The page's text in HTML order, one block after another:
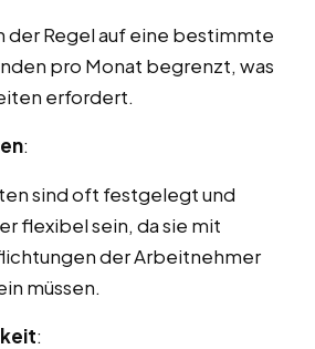
der Regel auf eine bestimmte
pro Monat begrenzt, was
erfordert.
:
sind oft festgelegt und
flexibel sein, da sie mit
der Arbeitnehmer
müssen.
: